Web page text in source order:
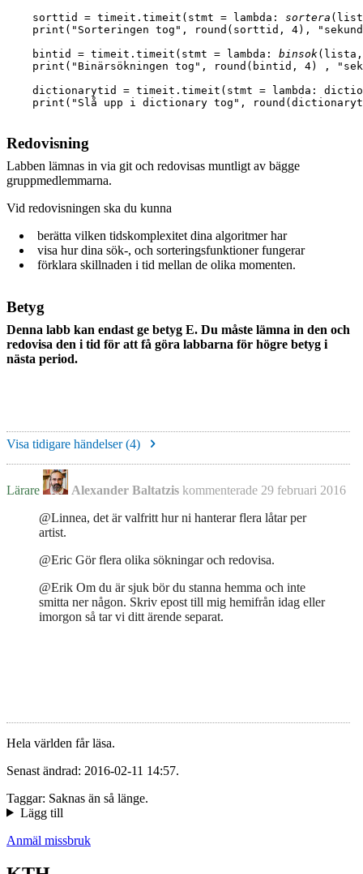
    sorttid = timeit.timeit(stmt = lambda:
sortera
print("Sorteringen tog", round(sorttid, 4),
    bintid = timeit.timeit(stmt = lambda:
binsok(lista,
print("Binärsökningen tog", round(bintid, 4) ,
dictionarytid = timeit.timeit(stmt = lambda:
Redovisning
Labben lämnas in via git och redovisas muntligt av bägge
gruppmedlemmarna.
Vid redovisningen ska du kunna
berätta vilken tidskomplexitet dina algoritmer har
visa hur dina sök-, och sorteringsfunktioner fungerar
förklara skillnaden i tid mellan de olika momenten.
Betyg
Denna labb kan endast ge betyg E. Du måste lämna in den och
redovisa den i tid för att få göra labbarna för högre betyg i
nästa period.
Visa tidigare händelser (4)
Lärare Alexander Baltatzis kommenterade 29 februari 2016
@Linnea, det är valfritt hur ni hanterar flera låtar per
artist.
@Eric Gör flera olika sökningar och redovisa.
@Erik Om du är sjuk bör du stanna hemma och inte
smitta ner någon. Skriv epost till mig hemifrån idag eller
imorgon så tar vi ditt ärende separat.
Hela världen får läsa.
Senast ändrad: 2016-02-11 14:57.
Taggar: Saknas än så länge.
Lägg till
Anmäl missbruk